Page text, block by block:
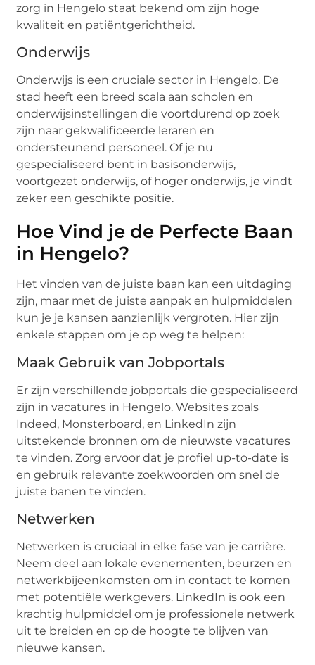
zorg in Hengelo staat bekend om zijn hoge
kwaliteit en patiëntgerichtheid.
Onderwijs
Onderwijs is een cruciale sector in Hengelo. De
stad heeft een breed scala aan scholen en
onderwijsinstellingen die voortdurend op zoek
zijn naar gekwalificeerde leraren en
ondersteunend personeel. Of je nu
gespecialiseerd bent in basisonderwijs,
voortgezet onderwijs, of hoger onderwijs, je vindt
zeker een geschikte positie.
Hoe Vind je de Perfecte Baan
in Hengelo?
Het vinden van de juiste baan kan een uitdaging
zijn, maar met de juiste aanpak en hulpmiddelen
kun je je kansen aanzienlijk vergroten. Hier zijn
enkele stappen om je op weg te helpen:
Maak Gebruik van Jobportals
Er zijn verschillende jobportals die gespecialiseerd
zijn in vacatures in Hengelo. Websites zoals
Indeed, Monsterboard, en LinkedIn zijn
uitstekende bronnen om de nieuwste vacatures
te vinden. Zorg ervoor dat je profiel up-to-date is
en gebruik relevante zoekwoorden om snel de
juiste banen te vinden.
Netwerken
Netwerken is cruciaal in elke fase van je carrière.
Neem deel aan lokale evenementen, beurzen en
netwerkbijeenkomsten om in contact te komen
met potentiële werkgevers. LinkedIn is ook een
krachtig hulpmiddel om je professionele netwerk
uit te breiden en op de hoogte te blijven van
nieuwe kansen.